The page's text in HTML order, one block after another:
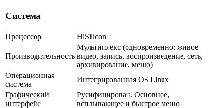
Система
Процессор HiSilicon
Производительность
Мультиплекс (одновременно: живое
видео, запись, воспроизведение, сеть,
архивирование, меню)
Операционная
система
Интегрированная OS Linux
Графический
интерфейс
Русифицирован. Основное,
всплывающее и быстрое меню